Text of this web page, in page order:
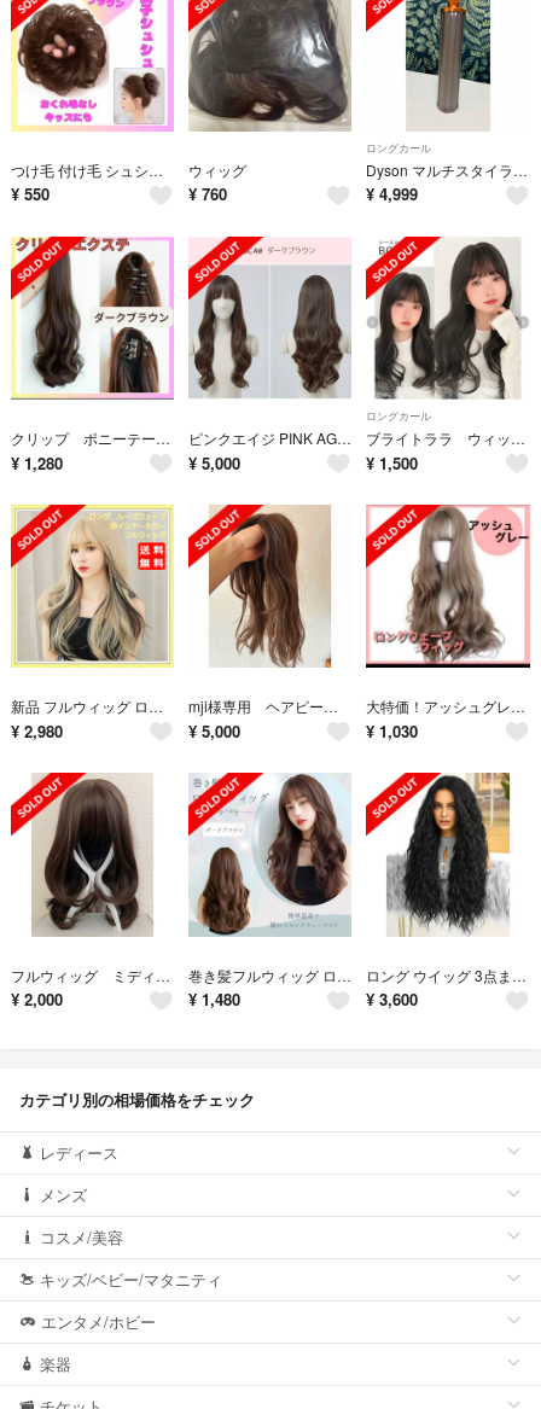
つけ毛 付け毛 シュシュタイプ 284 お団子 ウェーブ ブラウン キッズ 子供
¥ 550
ウィッグ
¥ 760
ロングカール
Dyson マルチスタイラーロングカーラー HS05
¥ 4,999
クリップ ポニーテール ダークブラウン エクステ 2点
¥ 1,280
ピンクエイジ PINK AGE フルウィッグ
¥ 5,000
ロングカール
ブライトララ ウィッグ BC エアリーバング
¥ 1,500
新品 フルウィッグ ロングウェーブ 逆インナー ブロンズ 金髪 医療用 かつら
¥ 2,980
mji様専用 ヘアピース 部分ウィッグ
¥ 5,000
大特価！アッシュグレー ロングウィッグ シースルー 髪 カール ヘア
¥ 1,030
フルウィッグ ミディアム ウィッグ ナチュラルブラウン 耐熱 wig
¥ 2,000
巻き髪フルウィッグ ロング ダークブラウン カール ウェーブ かつら 女装 自然
¥ 1,480
ロング ウイッグ 3点まとめ売り
¥ 3,600
カテゴリ別の相場価格をチェック
レディース
メンズ
コスメ/美容
キッズ/ベビー/マタニティ
エンタメ/ホビー
楽器